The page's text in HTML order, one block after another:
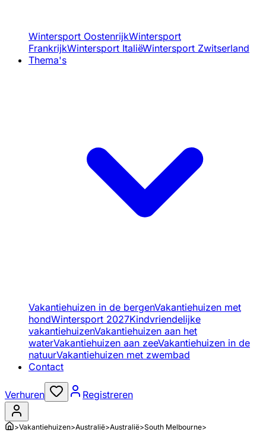
Wintersport OostenrijkWintersport
FrankrijkWintersport ItaliëWintersport Zwitserland
Thema's
Vakantiehuizen in de bergenVakantiehuizen met
hondWintersport 2027Kindvriendelijke
vakantiehuizenVakantiehuizen aan het
waterVakantiehuizen aan zeeVakantiehuizen in de
natuurVakantiehuizen met zwembad
Contact
Verhuren Registreren
>Vakantiehuizen>Australië>Australië>South Melbourne>